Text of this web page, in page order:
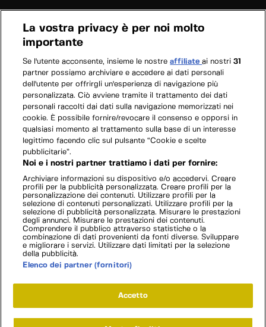
La vostra privacy è per noi molto
importante
Se l'utente acconsente, insieme le nostreaffiliateai nostri31
partner possiamo archiviare e accedere ai dati personali
dell'utente per offrirgli un'esperienza di navigazione più
personalizzata. Ciò avviene tramite il trattamento dei dati
personali raccolti dai dati sulla navigazione memorizzati nei
cookie. È possibile fornire/revocare il consenso e opporsi in
qualsiasi momento al trattamento sulla base di un interesse
legittimo facendo clic sul pulsante “Cookie e scelte
pubblicitarie”.
Noi e i nostri partner trattiamo i dati per fornire:
Archiviare informazioni su dispositivo e/o accedervi. Creare
profili per la pubblicità personalizzata. Creare profili per la
personalizzazione dei contenuti. Utilizzare profili per la
selezione di contenuti personalizzati. Utilizzare profili per la
selezione di pubblicità personalizzata. Misurare le prestazioni
degli annunci. Misurare le prestazioni dei contenuti.
Comprendere il pubblico attraverso statistiche o la
combinazione di dati provenienti da fonti diverse. Sviluppare
e migliorare i servizi. Utilizzare dati limitati per la selezione
della pubblicità.
Elenco dei partner (fornitori)
Accetto